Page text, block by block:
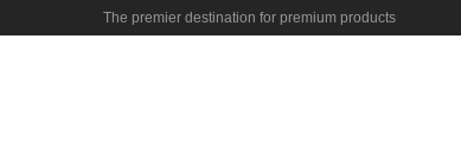
The premier destination for premium products